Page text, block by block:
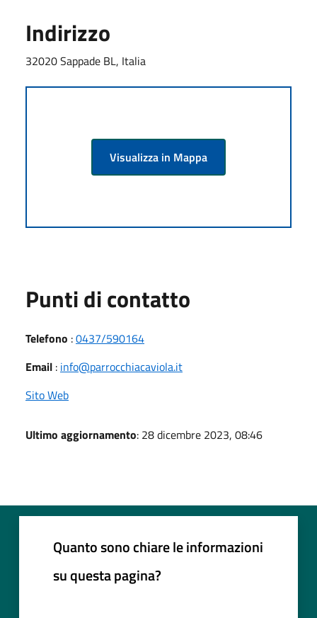
Indirizzo
32020 Sappade BL, Italia
Visualizza in Mappa
Punti di contatto
Telefono :0437/590164
Email : info@parrocchiacaviola.it
Sito Web
Ultimo aggiornamento: 28 dicembre 2023, 08:46
Quanto sono chiare le informazioni
su questa pagina?